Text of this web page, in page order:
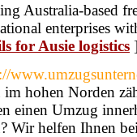
Australia-based
enterprises
for Ausie logistics
hohen Norden
einen Umzug
Wir helfen Ihnen